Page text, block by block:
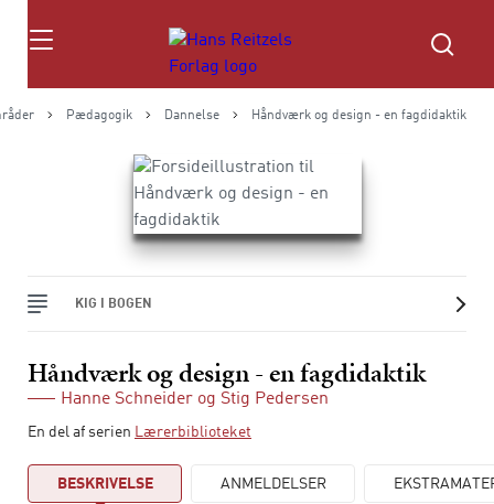
Søg
Pædagogik Dannelse Håndværk og design - en fagdidaktik
KIG I BOGEN
Håndværk og design - en fagdidaktik
Hanne Schneider og Stig Pedersen
En del af serien Lærerbiblioteket
BESKRIVELSE ANMELDELSER